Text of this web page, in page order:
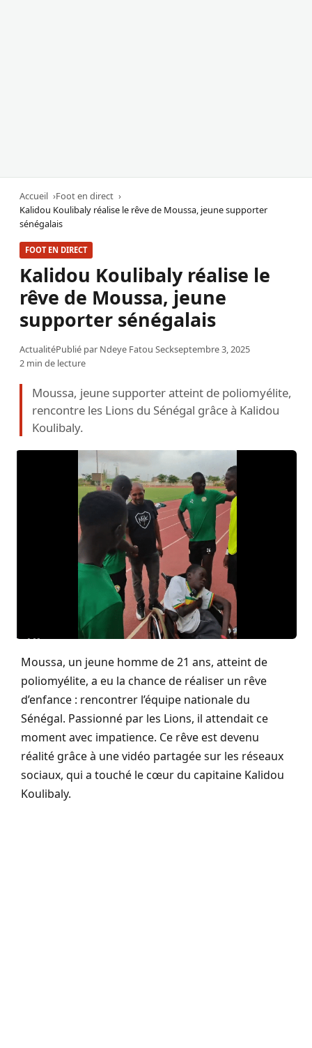
Accueil
Foot en direct
Kalidou Koulibaly réalise le rêve de Moussa, jeune supporter
sénégalais
FOOT EN DIRECT
Kalidou Koulibaly réalise le
rêve de Moussa, jeune
supporter sénégalais
ActualitéPublié par Ndeye Fatou Seckseptembre 3, 2025
2 min de lecture
Moussa, jeune supporter atteint de poliomyélite,
rencontre les Lions du Sénégal grâce à Kalidou
Koulibaly.
Moussa, un jeune homme de 21 ans, atteint de
poliomyélite, a eu la chance de réaliser un rêve
d’enfance : rencontrer l’équipe nationale du
Sénégal. Passionné par les Lions, il attendait ce
moment avec impatience. Ce rêve est devenu
réalité grâce à une vidéo partagée sur les réseaux
sociaux, qui a touché le cœur du capitaine Kalidou
Koulibaly.